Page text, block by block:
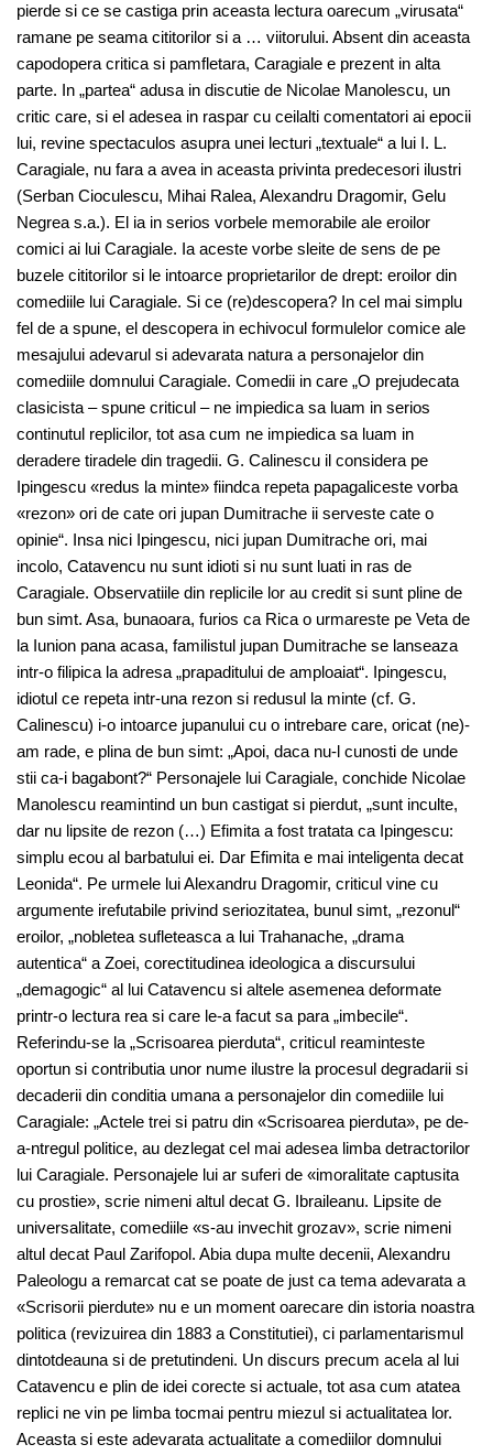
pierde si ce se castiga prin aceasta lectura oarecum „virusata“
ramane pe seama cititorilor si a … viitorului. Absent din aceasta
capodopera critica si pamfletara, Caragiale e prezent in alta
parte. In „partea“ adusa in discutie de Nicolae Manolescu, un
critic care, si el adesea in raspar cu ceilalti comentatori ai epocii
lui, revine spectaculos asupra unei lecturi „textuale“ a lui I. L.
Caragiale, nu fara a avea in aceasta privinta predecesori ilustri
(Serban Cioculescu, Mihai Ralea, Alexandru Dragomir, Gelu
Negrea s.a.). El ia in serios vorbele memorabile ale eroilor
comici ai lui Caragiale. Ia aceste vorbe sleite de sens de pe
buzele cititorilor si le intoarce proprietarilor de drept: eroilor din
comediile lui Caragiale. Si ce (re)descopera? In cel mai simplu
fel de a spune, el descopera in echivocul formulelor comice ale
mesajului adevarul si adevarata natura a personajelor din
comediile domnului Caragiale. Comedii in care „O prejudecata
clasicista – spune criticul – ne impiedica sa luam in serios
continutul replicilor, tot asa cum ne impiedica sa luam in
deradere tiradele din tragedii. G. Calinescu il considera pe
Ipingescu «redus la minte» fiindca repeta papagaliceste vorba
«rezon» ori de cate ori jupan Dumitrache ii serveste cate o
opinie“. Insa nici Ipingescu, nici jupan Dumitrache ori, mai
incolo, Catavencu nu sunt idioti si nu sunt luati in ras de
Caragiale. Observatiile din replicile lor au credit si sunt pline de
bun simt. Asa, bunaoara, furios ca Rica o urmareste pe Veta de
la Iunion pana acasa, familistul jupan Dumitrache se lanseaza
intr-o filipica la adresa „prapaditului de amploaiat“. Ipingescu,
idiotul ce repeta intr-una rezon si redusul la minte (cf. G.
Calinescu) i-o intoarce jupanului cu o intrebare care, oricat (ne)-
am rade, e plina de bun simt: „Apoi, daca nu-l cunosti de unde
stii ca-i bagabont?“ Personajele lui Caragiale, conchide Nicolae
Manolescu reamintind un bun castigat si pierdut, „sunt inculte,
dar nu lipsite de rezon (…) Efimita a fost tratata ca Ipingescu:
simplu ecou al barbatului ei. Dar Efimita e mai inteligenta decat
Leonida“. Pe urmele lui Alexandru Dragomir, criticul vine cu
argumente irefutabile privind seriozitatea, bunul simt, „rezonul“
eroilor, „nobletea sufleteasca a lui Trahanache, „drama
autentica“ a Zoei, corectitudinea ideologica a discursului
„demagogic“ al lui Catavencu si altele asemenea deformate
printr-o lectura rea si care le-a facut sa para „imbecile“.
Referindu-se la „Scrisoarea pierduta“, criticul reaminteste
oportun si contributia unor nume ilustre la procesul degradarii si
decaderii din conditia umana a personajelor din comediile lui
Caragiale: „Actele trei si patru din «Scrisoarea pierduta», pe de-
a-ntregul politice, au dezlegat cel mai adesea limba detractorilor
lui Caragiale. Personajele lui ar suferi de «imoralitate captusita
cu prostie», scrie nimeni altul decat G. Ibraileanu. Lipsite de
universalitate, comediile «s-au invechit grozav», scrie nimeni
altul decat Paul Zarifopol. Abia dupa multe decenii, Alexandru
Paleologu a remarcat cat se poate de just ca tema adevarata a
«Scrisorii pierdute» nu e un moment oarecare din istoria noastra
politica (revizuirea din 1883 a Constitutiei), ci parlamentarismul
dintotdeauna si de pretutindeni. Un discurs precum acela al lui
Catavencu e plin de idei corecte si actuale, tot asa cum atatea
replici ne vin pe limba tocmai pentru miezul si actualitatea lor.
Aceasta si este adevarata actualitate a comediilor domnului